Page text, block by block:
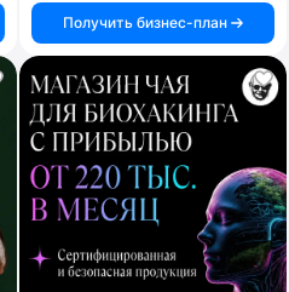
Получить бизнес-план